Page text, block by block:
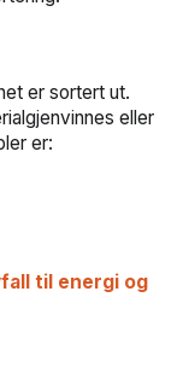
er sortert ut.
eller
er:
til energi og